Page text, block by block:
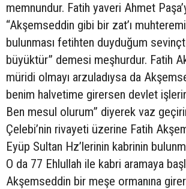
memnundur. Fatih yaveri Ahmet
“Akşemseddin gibi bir zat’ı
bulunması fetihten duyduğum
büyüktür” demesi meşhurdur. Fatih
müridi olmayı arzuladıysa da
benim halvetime girersen devlet
Ben mesul olurum” diyerek vaz
Çelebi’nin rivayeti üzerine Fatih
Eyüp Sultan Hz’lerinin kabrinin
O da 77 Ehlullah ile kabri aramaya
Akşemseddin bir meşe ormanına